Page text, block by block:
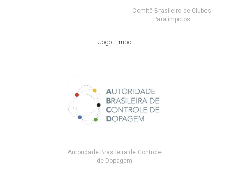
Comitê Brasileiro de Clubes
Paralímpicos
Jogo Limpo
Autoridade Brasileira de Controle
de Dopagem